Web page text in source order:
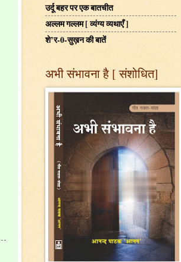
उर्दू बहर पर एक बातचीत
अल्लम गल्लम [ व्यंग्य व्यथाएँ ]
शे’र-0-सुख़न की बातें
अभी संभावना है [ संशोधित]